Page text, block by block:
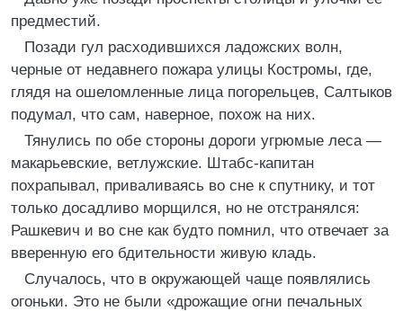
предместий.
Позади гул расходившихся ладожских волн,
черные от недавнего пожара улицы Костромы, где,
глядя на ошеломленные лица погорельцев, Салтыков
подумал, что сам, наверное, похож на них.
Тянулись по обе стороны дороги угрюмые леса —
макарьевские, ветлужские. Штабс-капитан
похрапывал, приваливаясь во сне к спутнику, и тот
только досадливо морщился, но не отстранялся:
Рашкевич и во сне как будто помнил, что отвечает за
вверенную его бдительности живую кладь.
Случалось, что в окружающей чаще появлялись
огоньки. Это не были «дрожащие огни печальных